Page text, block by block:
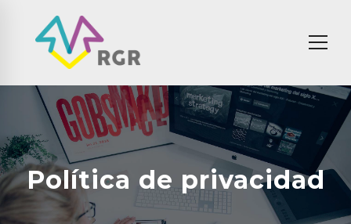
Política de privacidad